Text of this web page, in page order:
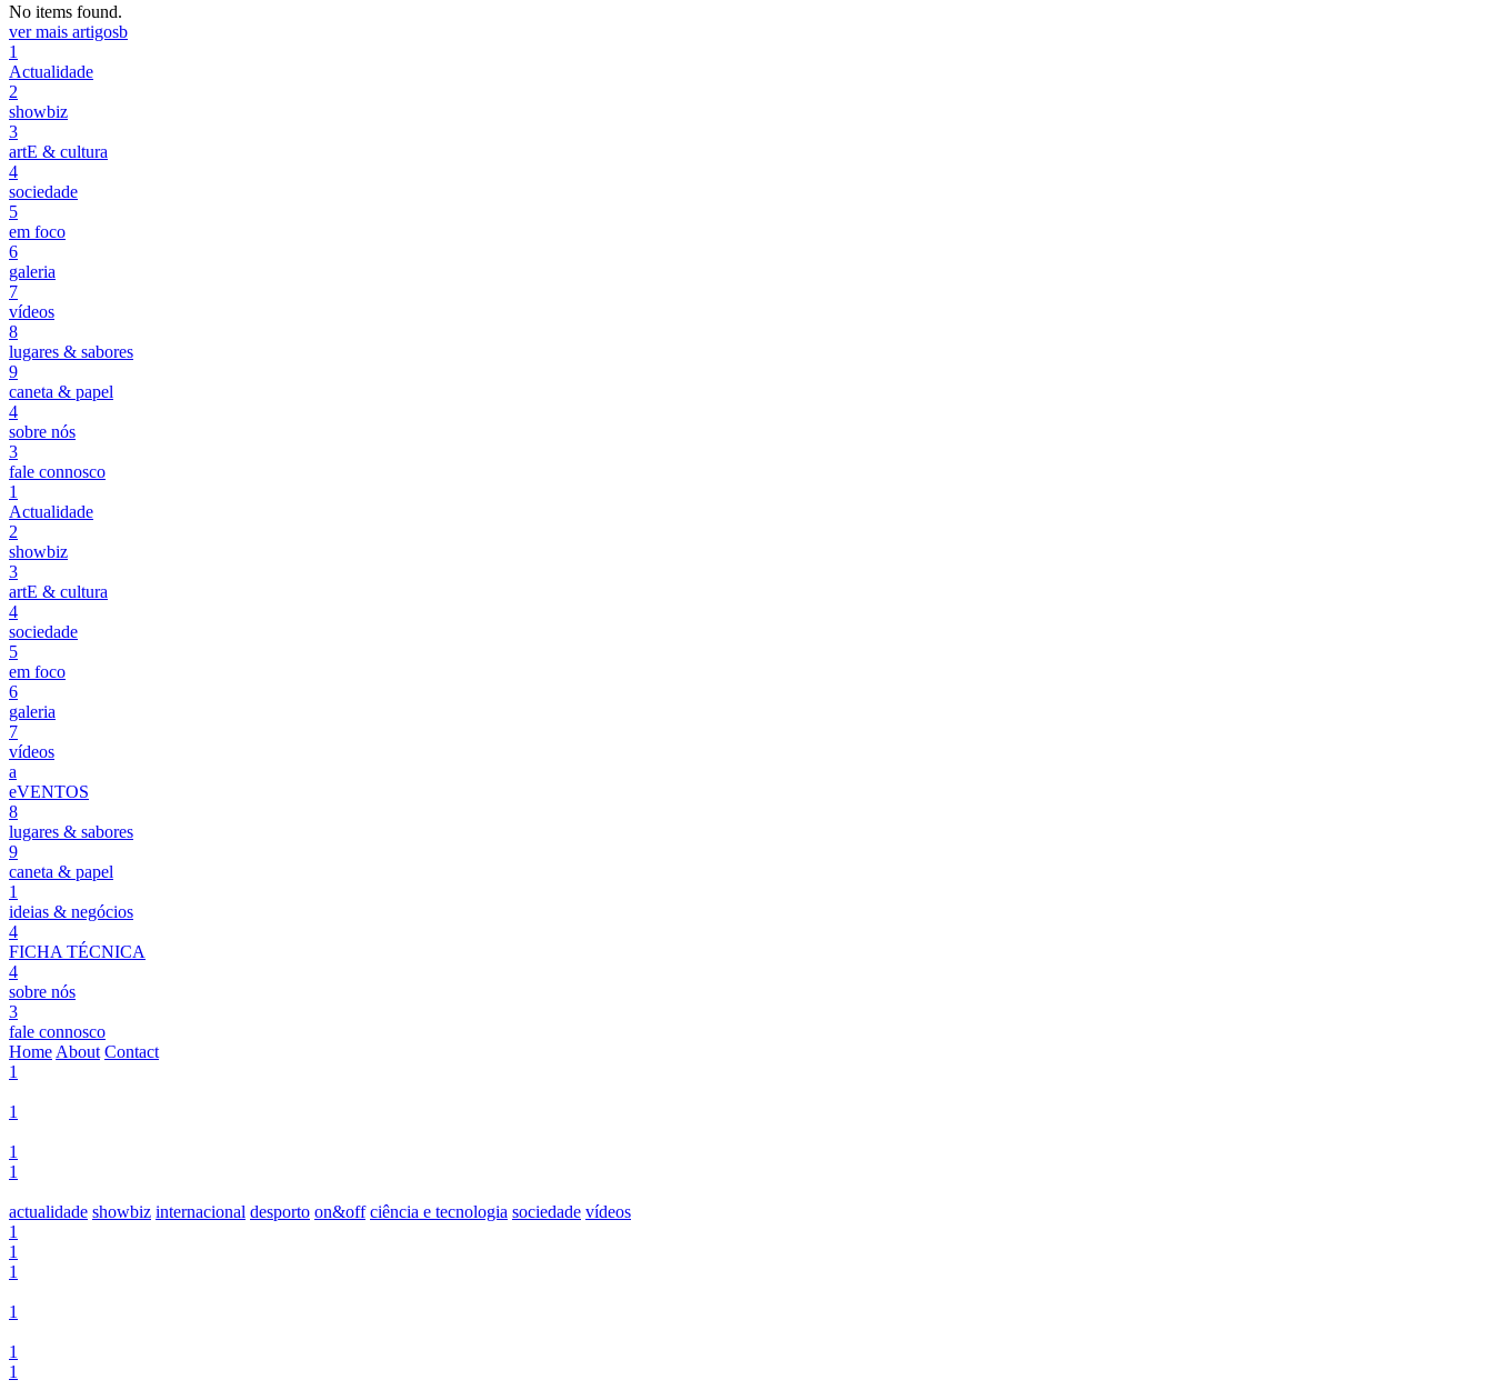
No items found.
ver mais artigosb
1
Actualidade
2
showbiz
3
artE & cultura
4
sociedade
5
em foco
6
galeria
7
vídeos
8
lugares & sabores
9
caneta & papel
4
sobre nós
3
fale connosco
1
Actualidade
2
showbiz
3
artE & cultura
4
sociedade
5
em foco
6
galeria
7
vídeos
a
eVENTOS
8
lugares & sabores
9
caneta & papel
1
ideias & negócios
4
FICHA TÉCNICA
4
sobre nós
3
fale connosco
Home About Contact
1
1
1
1
actualidade showbiz internacional desporto on&off ciência e tecnologia sociedade vídeos
1
1
1
1
1
1